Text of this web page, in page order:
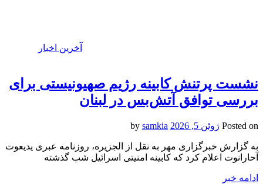
آخرین اخبار
نشست پرتنش کابینه رژیم صهیونیستی برای
بررسی توافق آتش‌بس در لبنان
Posted on ژوئن 5, 2026 samkia
به گزارش خبرگزاری مهر به نقل از الجزیره، روزنامه عبری یدیعوت
آحارانوت اعلام کرد که کابینه امنیتی اسرائیل شب گذشته
ادامه خبر